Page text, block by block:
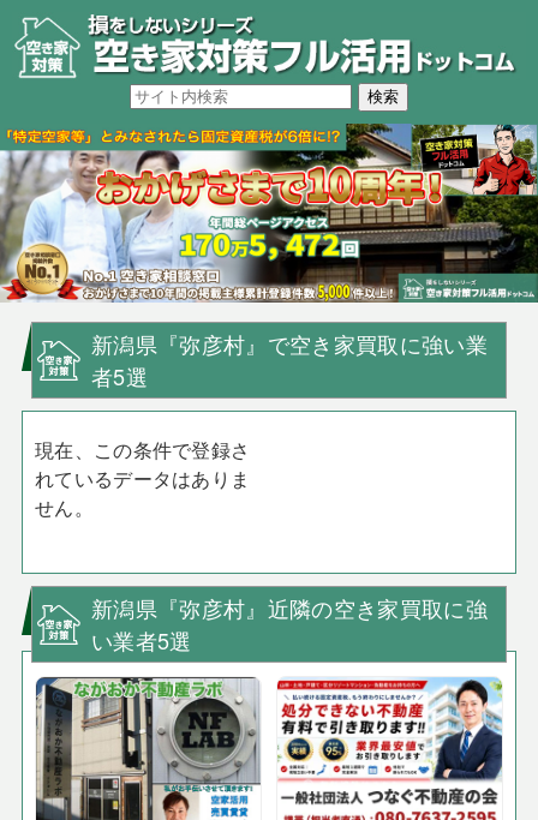
新潟県『弥彦村』で空き家買取に強い業
者5選
現在、この条件で登録さ
れているデータはありま
せん。
新潟県『弥彦村』近隣の空き家買取に強
い業者5選